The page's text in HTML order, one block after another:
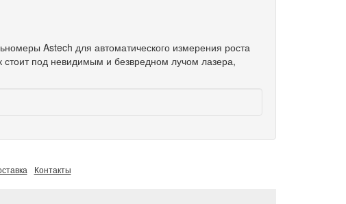
Astech для автоматического измерения роста
стоит под невидимым и безвредном лучом лазера,
Контакты